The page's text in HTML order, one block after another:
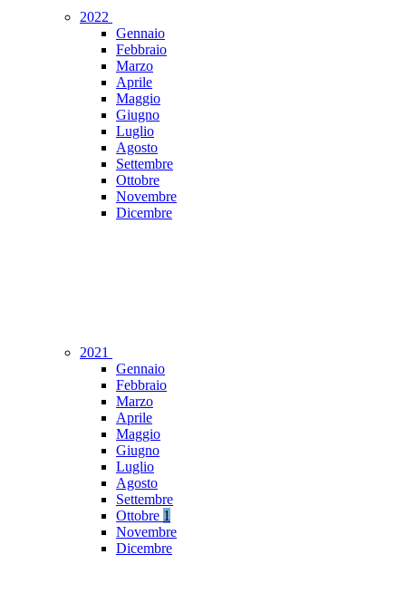
2022
Gennaio
Febbraio
Marzo
Aprile
Maggio
Giugno
Luglio
Agosto
Settembre
Ottobre
Novembre
Dicembre
2021
Gennaio
Febbraio
Marzo
Aprile
Maggio
Giugno
Luglio
Agosto
Settembre
Ottobre 1
Novembre
Dicembre